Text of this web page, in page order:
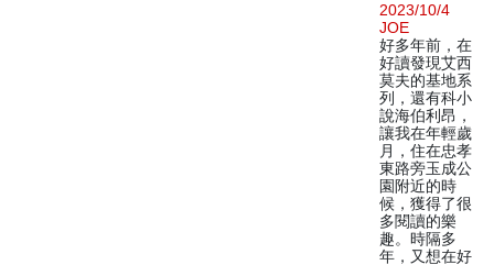
2023/10/4
JOE
好多年前，在
好讀發現艾西
莫夫的基地系
列，還有科小
說海伯利昂，
讓我在年輕歲
月，住在忠孝
東路旁玉成公
園附近的時
候，獲得了很
多閱讀的樂
趣。時隔多
年，又想在好